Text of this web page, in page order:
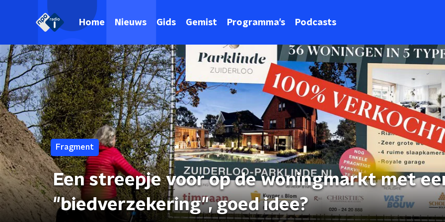
Home Nieuws Gids Gemist Programma's Podcasts
Fragment
Een streepje voor op de woningmarkt met
"biedverzekering", goed idee?